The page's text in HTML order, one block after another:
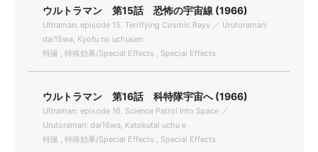
ウルトラマン 第15話 恐怖の宇宙線 (1966)
Ultraman: episode 15. Terrifying Cosmic Rays ／ Urutoraman:
dai15wa, Kyofu no uchusen
特撮 , 特殊効果/Special Effects , Special Effects
ウルトラマン 第16話 科特隊宇宙へ (1966)
Ultraman: episode 16. Science Patrol Into Space ／
Urutoraman: dai16wa, Katokutai uchu e
特撮 , 特殊効果/Special Effects , Special Effects